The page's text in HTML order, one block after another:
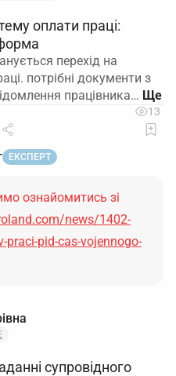
оплати праці:
перехід на
потрібні документи з
працівника…
13
ЕКСПЕРТ
ознайомитись зі
news/1402-
praci-pid-cas-vojennogo-
супровідного